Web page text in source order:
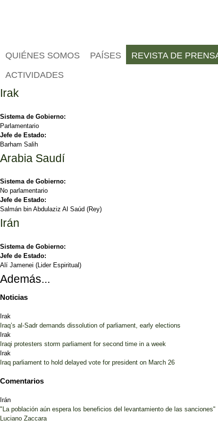
QUIÉNES SOMOS PAÍSES REVISTA DE
ACTIVIDADES
Irak
Sistema de Gobierno:
Parlamentario
Jefe de Estado:
Barham Salih
Arabia Saudí
Sistema de Gobierno:
No parlamentario
Jefe de Estado:
Salmán bin Abdulaziz Al Saúd (Rey)
Irán
Sistema de Gobierno:
Jefe de Estado:
Alí Jamenei (Lider Espiritual)
Además...
Noticias
Irak
Iraq’s al-Sadr demands dissolution of parliament, early elections
Irak
Iraqi protesters storm parliament for second time in a week
Irak
Iraq parliament to hold delayed vote for president on March 26
Comentarios
Irán
"La población aún espera los beneficios del levantamiento de las sanciones"
Luciano Zaccara